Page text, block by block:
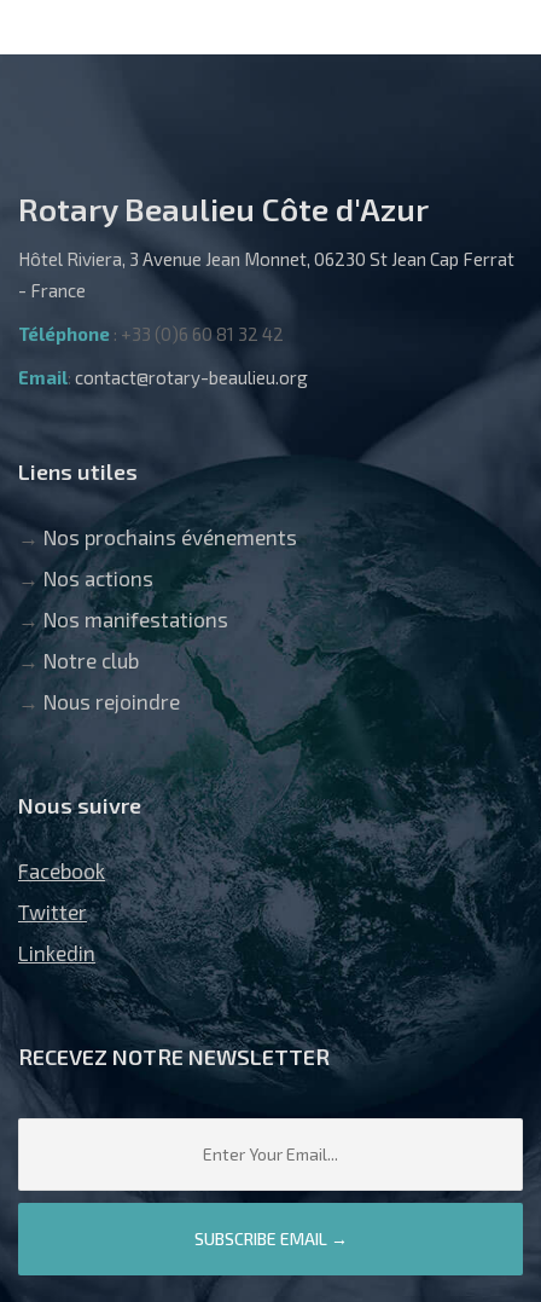
Rotary Beaulieu Côte d'Azur
Hôtel Riviera, 3 Avenue Jean Monnet, 06230 St Jean Cap Ferrat
- France
Téléphone : +33 (0)6 60 81 32 42
Email: contact@rotary-beaulieu.org
Liens utiles
→Nos prochains événements
→Nos actions
→ Nos manifestations
→ Notre club
→ Nous rejoindre
Nous suivre
Facebook
Twitter
Linkedin
RECEVEZ NOTRE NEWSLETTER